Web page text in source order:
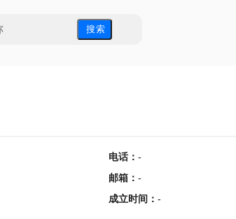
搜 索
电话： -
邮箱 ： -
成立时间 ： -